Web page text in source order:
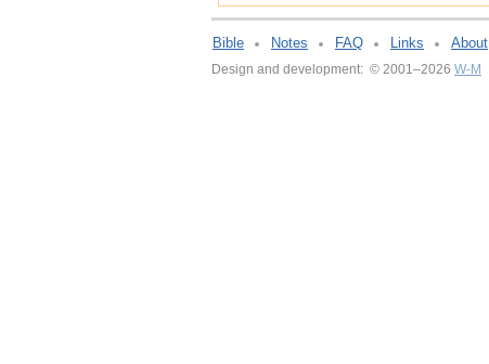
Bible Notes FAQ Links About
Design and development: © 2001–2026 W-M